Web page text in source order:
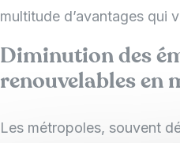
multitude d’avantages qui
Diminution des
renouvelables en
Les métropoles, souvent